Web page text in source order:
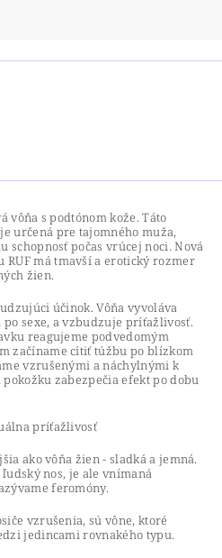
vôňa s podtónom kože. Táto
určená pre tajomného muža,
schopnosť počas vrúcej noci. Nová
RUF má tmavší a erotický rozmer
žien.
účinok. Vôňa vyvoláva
sexe, a vzbudzuje príťažlivosť.
reagujeme podvedomým
začíname cítiť túžbu po blízkom
vzrušenými a náchylnými k
zabezpečia efekt po dobu
príťažlivosť
ako vôňa žien - sladká a jemná.
nos, je ale vnímaná
feromóny.
vzrušenia, sú vône, ktoré
jedincami rovnakého typu.